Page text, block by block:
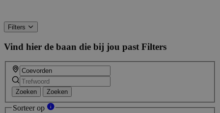
Filters
Vind hier de baan die bij jou past Filters
Zoeken Zoeken
Sorteer op